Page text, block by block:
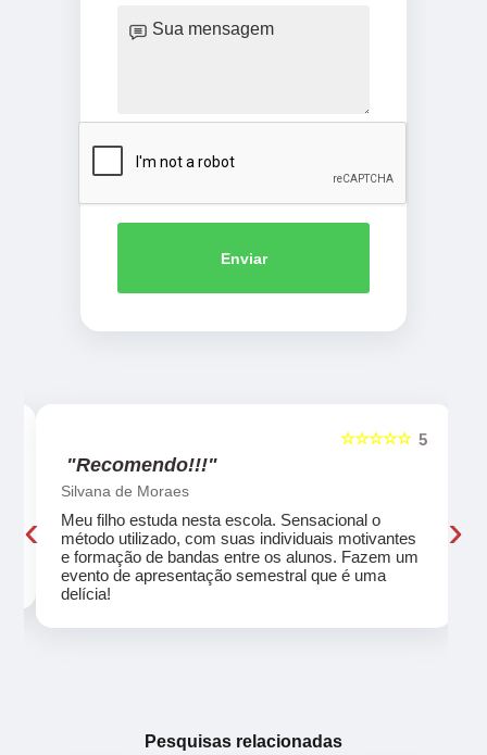
Enviar
5
☆☆☆☆☆
"Recomendo!!!"
Silvana de Moraes
Meu filho estuda nesta escola. Sensacional o
método utilizado, com suas individuais motivantes
e formação de bandas entre os alunos. Fazem um
evento de apresentação semestral que é uma
delícia!
‹ ›
Pesquisas relacionadas